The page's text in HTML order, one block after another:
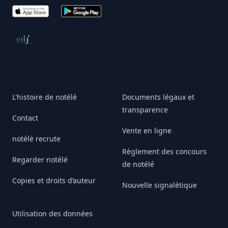
App Store Google Play
Conseil de déontologie journalistique
L'histoire de notélé
Contact
notélé recrute
Regarder notélé
Copies et droits d’auteur
Utilisation des données
Documents légaux et
transparence
Vente en ligne
Règlement des concours
de notélé
Nouvelle signalétique